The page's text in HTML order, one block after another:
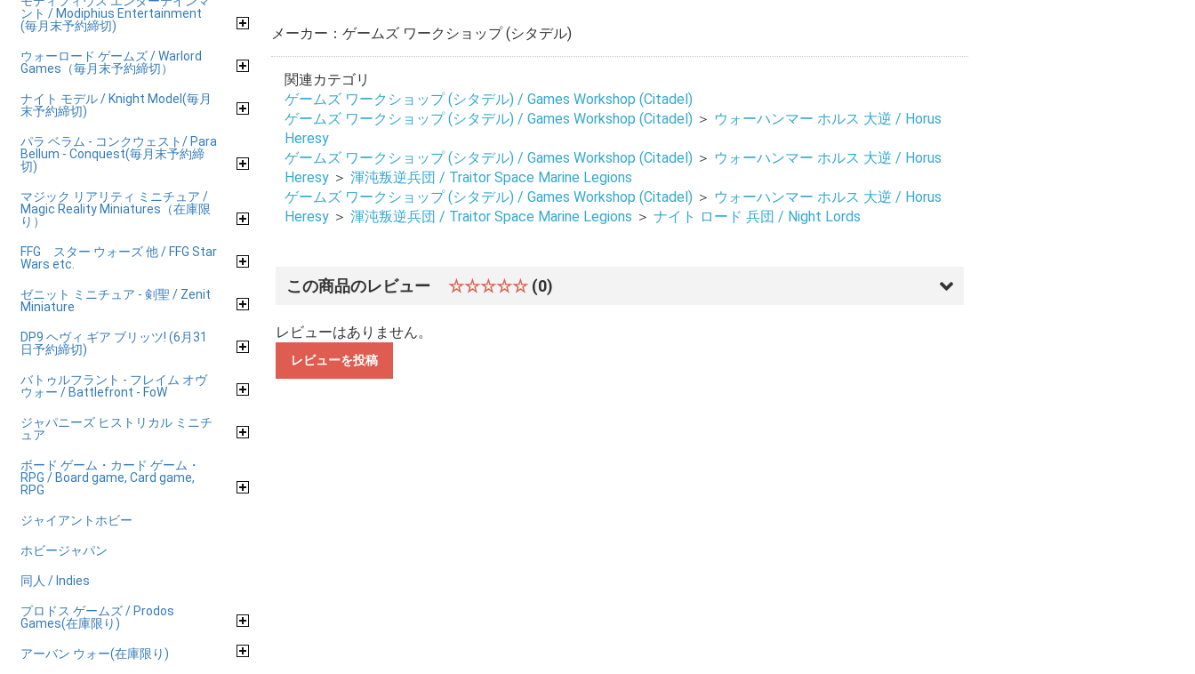
ント / Modiphius Entertainment
(毎月末予約締切)
ウォーロード ゲームズ / Warlord
Games（毎月末予約締切）
ナイト モデル / Knight Model(毎月
末予約締切)
パラ ベラム - コンクウェスト/ Para
Bellum - Conquest(毎月末予約締
切)
マジック リアリティ ミニチュア /
Magic Reality Miniatures（在庫限
り）
FFG スター ウォーズ 他 / FFG Star
Wars etc.
ゼニット ミニチュア - 剣聖 / Zenit
Miniature
DP9 ヘヴィ ギア ブリッツ! (6月31
日予約締切)
バトゥルフラント - フレイム オヴ
ウォー / Battlefront - FoW
ジャパニーズ ヒストリカル ミニチ
ュア
ボード ゲーム・カード ゲーム・
RPG / Board game, Card game,
RPG
ジャイアントホビー
ホビージャパン
同人 / Indies
プロドス ゲームズ / Prodos
Games(在庫限り)
アーバン ウォー(在庫限り)
メーカー：ゲームズ ワークショップ (シタデル)
関連カテゴリ
ゲームズ ワークショップ (シタデル) / Games Workshop (Citadel)
ゲームズ ワークショップ (シタデル) / Games Workshop (Citadel) ＞ ウォーハンマー ホルス 大逆 / Horus
Heresy
ゲームズ ワークショップ (シタデル) / Games Workshop (Citadel) ＞ ウォーハンマー ホルス 大逆 / Horus
Heresy ＞ 渾沌叛逆兵団 / Traitor Space Marine Legions
ゲームズ ワークショップ (シタデル) / Games Workshop (Citadel) ＞ ウォーハンマー ホルス 大逆 / Horus
Heresy ＞ 渾沌叛逆兵団 / Traitor Space Marine Legions ＞ ナイト ロード 兵団 / Night Lords
この商品のレビュー ☆☆☆☆☆ (0)
レビューはありません。
レビューを投稿